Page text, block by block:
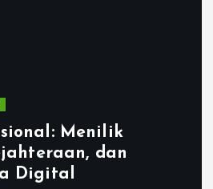
Menilik
dan
Digital